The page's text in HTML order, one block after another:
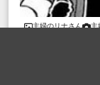
主婦のリナさん 主